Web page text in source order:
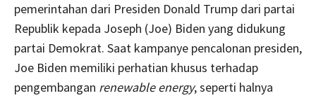
pemerintahan dari Presiden Donald Trump dari partai
Republik kepada Joseph (Joe) Biden yang didukung
partai Demokrat. Saat kampanye pencalonan presiden,
Joe Biden memiliki perhatian khusus terhadap
pengembangan renewable energy, seperti halnya